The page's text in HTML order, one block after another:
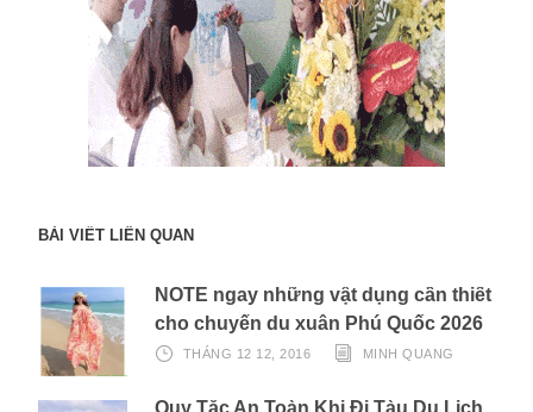
BÀI VIẾT LIÊN QUAN
NOTE ngay những vật dụng cần thiết
cho chuyến du xuân Phú Quốc 2026
THÁNG 12 12, 2016 MINH QUANG
Quy Tắc An Toàn Khi Đi Tàu Du Lịch